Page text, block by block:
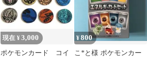
現在 ¥3,000
ポケモンカード コイ
¥800
こ*と様 ポケモンカー